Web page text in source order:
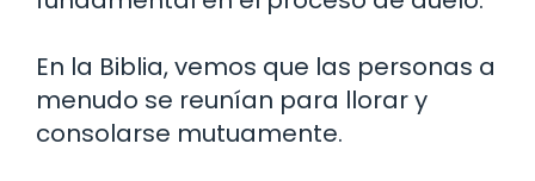
En la Biblia, vemos que las personas a
menudo se reunían para llorar y
consolarse mutuamente.